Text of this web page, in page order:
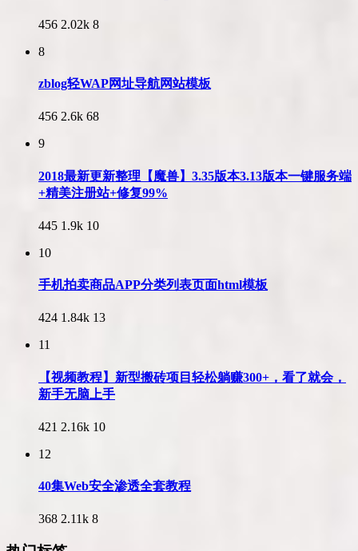
456 2.02k 8
8
zblog轻WAP网址导航网站模板
456 2.6k 68
9
2018最新更新整理【魔兽】3.35版本3.13版本一键服务端
+精美注册站+修复99%
445 1.9k 10
10
手机拍卖商品APP分类列表页面html模板
424 1.84k 13
11
【视频教程】新型搬砖项目轻松躺赚300+，看了就会，
新手无脑上手
421 2.16k 10
12
40集Web安全渗透全套教程
368 2.11k 8